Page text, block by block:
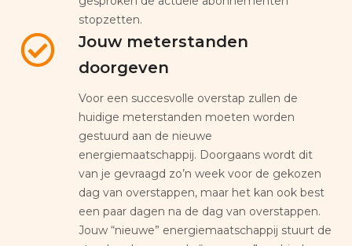
stopzetten.
Jouw meterstanden
doorgeven
Voor een succesvolle overstap zullen de
huidige meterstanden moeten worden
gestuurd aan de nieuwe
energiemaatschappij. Doorgaans wordt dit
van je gevraagd zo’n week voor de gekozen
dag van overstappen, maar het kan ook best
een paar dagen na de dag van overstappen.
Jouw “nieuwe” energiemaatschappij stuurt de